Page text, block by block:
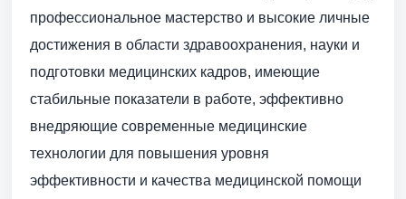
профессиональное мастерство и высокие личные
достижения в области здравоохранения, науки и
подготовки медицинских кадров, имеющие
стабильные показатели в работе, эффективно
внедряющие современные медицинские
технологии для повышения уровня
эффективности и качества медицинской помощи